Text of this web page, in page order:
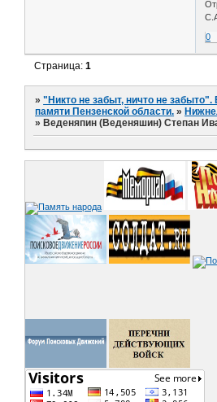
0
Страница:1
»"Никто не забыт, ничто не забыто".
памяти Пензенской области. »
» Веденяпин (Веденяшин) Степан